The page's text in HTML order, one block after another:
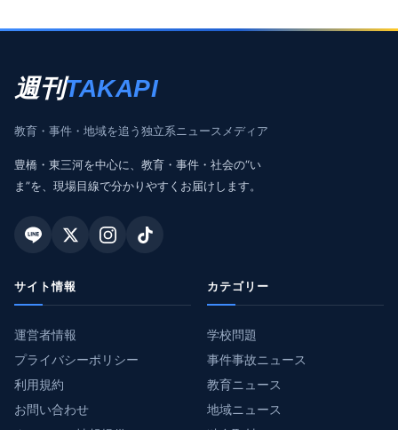
週刊TAKAPI
教育・事件・地域を追う独立系ニュースメディア
豊橋・東三河を中心に、教育・事件・社会の“い
ま”を、現場目線で分かりやすくお届けします。
サイト情報
運営者情報
プライバシーポリシー
利用規約
お問い合わせ
カテゴリー
学校問題
事件事故ニュース
教育ニュース
地域ニュース